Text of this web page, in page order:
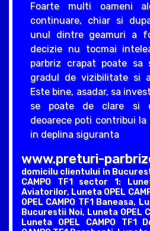
Foarte multi oameni
continuare, chiar si
unul dintre geamuri a
decizie nu tocmai
parbriz crapat poate sa
gradul de vizibilitate si
Este bine, asadar, sa
se poate de clare si
deoarece poti contribui
in deplina siguranta
www.preturi-
domicilu clientului in
CAMPO TF1 sector 1:
Aviatorilor, Luneta OPEL
OPEL CAMPO TF1 Baneasa,
Bucurestii Noi, Luneta OPEL
Luneta OPEL CAMPO TF1